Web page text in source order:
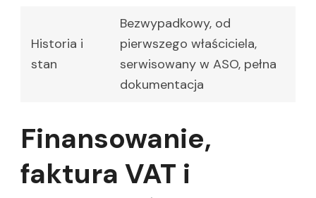
Historia i
stan
Bezwypadkowy, od
pierwszego właściciela,
serwisowany w ASO, pełna
dokumentacja
Finansowanie,
faktura VAT i